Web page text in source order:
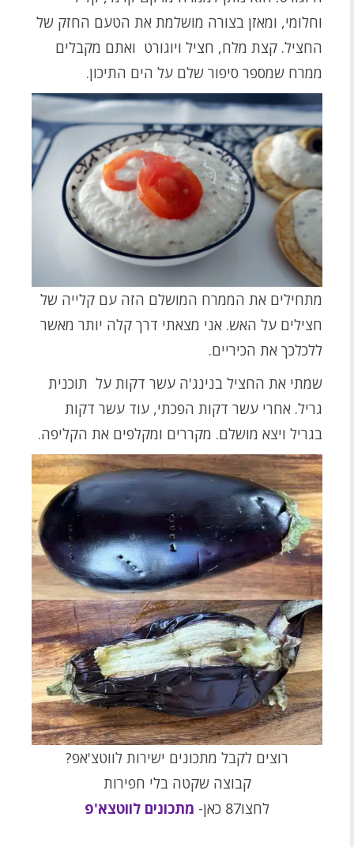
וחלומי, ומאזן בצורה מושלמת את הטעם החזק של
החציל. קצת מלח, חציל ויוגורט ואתם מקבלים
ממרח שמספר סיפור שלם על הים התיכון.
מתחילים את הממרח המושלם הזה עם קלייה של
חצילים על האש. אני מצאתי דרך קלה יותר מאשר
ללכלכך את הכיריים.
שמתי את החציל בנינג'ה עשר דקות על תוכנית
גריל. אחרי עשר דקות הפכתי, עוד עשר דקות
בגריל ויצא מושלם. מקררים ומקלפים את הקליפה.
רוצים לקבל מתכונים ישירות לווטצ'אפ?
קבוצה שקטה בלי חפירות
לחצו87 כאן-
מתכונים לווטצא'פ